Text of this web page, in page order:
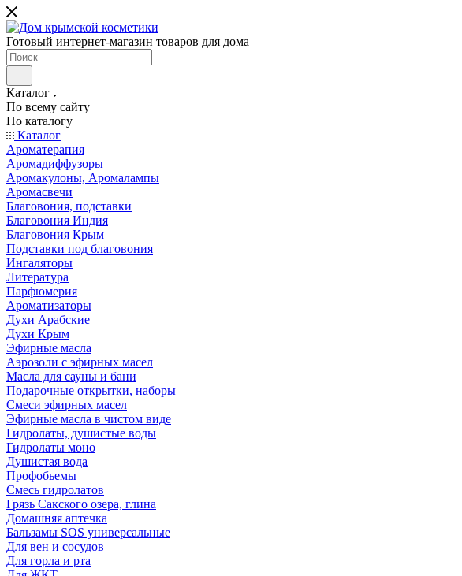
Готовый интернет-магазин товаров для дома
Каталог
По всему сайту
По каталогу
Каталог
Ароматерапия
Аромадиффузоры
Аромакулоны, Аромалампы
Аромасвечи
Благовония, подставки
Благовония Индия
Благовония Крым
Подставки под благовония
Ингаляторы
Литература
Парфюмерия
Ароматизаторы
Духи Арабские
Духи Крым
Эфирные масла
Аэрозоли с эфирных масел
Масла для сауны и бани
Подарочные открытки, наборы
Смеси эфирных масел
Эфирные масла в чистом виде
Гидролаты, душистые воды
Гидролаты моно
Душистая вода
Профобьемы
Смесь гидролатов
Грязь Сакского озера, глина
Домашняя аптечка
Бальзамы SOS универсальные
Для вен и сосудов
Для горла и рта